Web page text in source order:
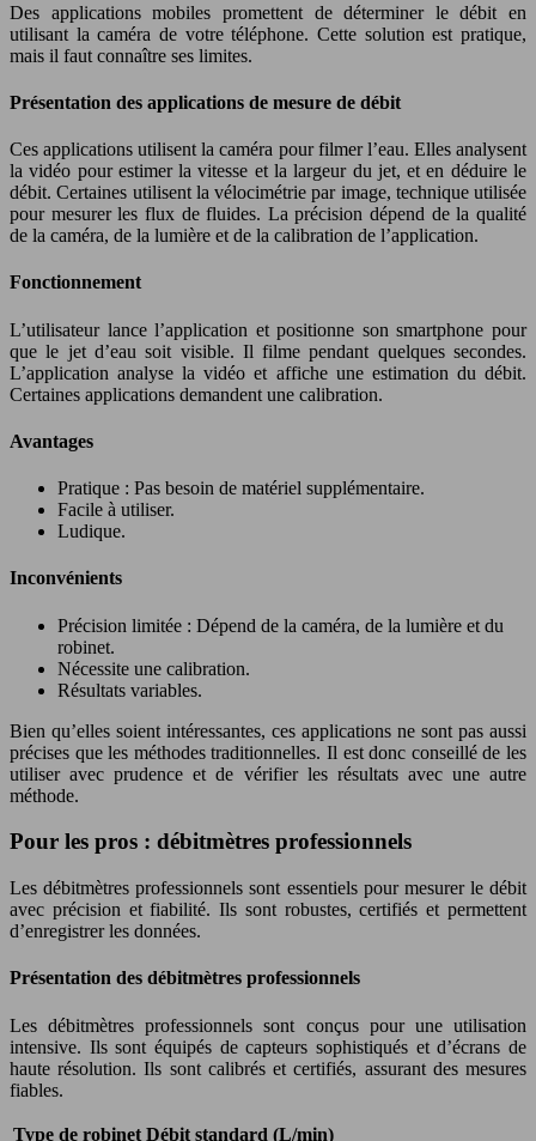
Des applications mobiles promettent de déterminer le débit en
utilisant la caméra de votre téléphone. Cette solution est pratique,
mais il faut connaître ses limites.
Présentation des applications de mesure de débit
Ces applications utilisent la caméra pour filmer l’eau. Elles analysent
la vidéo pour estimer la vitesse et la largeur du jet, et en déduire le
débit. Certaines utilisent la vélocimétrie par image, technique utilisée
pour mesurer les flux de fluides. La précision dépend de la qualité
de la caméra, de la lumière et de la calibration de l’application.
Fonctionnement
L’utilisateur lance l’application et positionne son smartphone pour
que le jet d’eau soit visible. Il filme pendant quelques secondes.
L’application analyse la vidéo et affiche une estimation du débit.
Certaines applications demandent une calibration.
Avantages
Pratique : Pas besoin de matériel supplémentaire.
Facile à utiliser.
Ludique.
Inconvénients
Précision limitée : Dépend de la caméra, de la lumière et du
robinet.
Nécessite une calibration.
Résultats variables.
Bien qu’elles soient intéressantes, ces applications ne sont pas aussi
précises que les méthodes traditionnelles. Il est donc conseillé de les
utiliser avec prudence et de vérifier les résultats avec une autre
méthode.
Pour les pros : débitmètres professionnels
Les débitmètres professionnels sont essentiels pour mesurer le débit
avec précision et fiabilité. Ils sont robustes, certifiés et permettent
d’enregistrer les données.
Présentation des débitmètres professionnels
Les débitmètres professionnels sont conçus pour une utilisation
intensive. Ils sont équipés de capteurs sophistiqués et d’écrans de
haute résolution. Ils sont calibrés et certifiés, assurant des mesures
fiables.
Type de robinet Débit standard (L/min)